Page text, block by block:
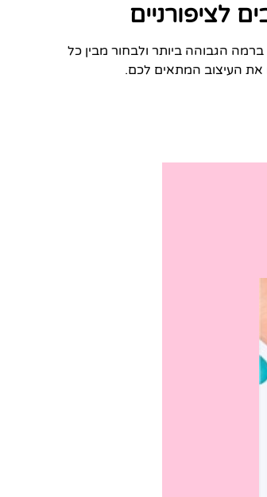
לציפורניים
ברמה הגבוהה ביותר ולבחור מבין כל
את העיצוב המתאים לכם.